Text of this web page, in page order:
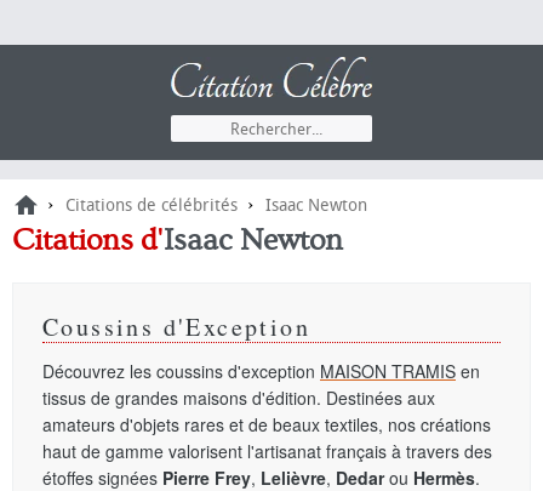
› Citations de célébrités › Isaac Newton
Citations d'Isaac Newton
Coussins d'Exception
Découvrez les coussins d'exception MAISON TRAMIS en
tissus de grandes maisons d'édition. Destinées aux
amateurs d'objets rares et de beaux textiles, nos créations
haut de gamme valorisent l'artisanat français à travers des
étoffes signées Pierre Frey, Lelièvre, Dedarou Hermès.